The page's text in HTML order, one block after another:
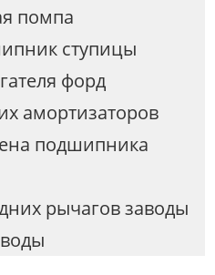
помпа
ступицы
форд
амортизаторов
подшипника
рычагов заводы